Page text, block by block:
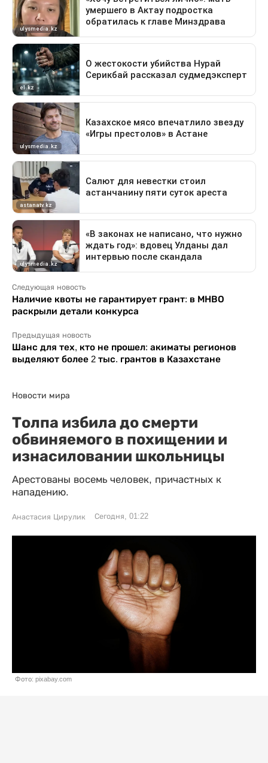
Следующая новость
Наличие квоты не гарантирует грант: в МНВО
раскрыли детали конкурса
Предыдущая новость
Шанс для тех, кто не прошел: акиматы регионов
выделяют более 2 тыс. грантов в Казахстане
Новости мира
Толпа избила до смерти
обвиняемого в похищении и
изнасиловании школьницы
Арестованы восемь человек, причастных к
нападению.
Анастасия Цирулик Сегодня, 01:22
Фото: pixabay.com